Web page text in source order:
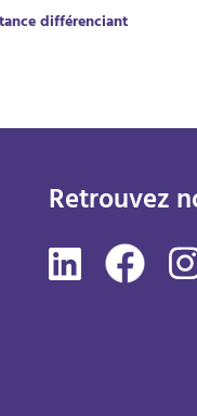
différenciant
Retrouvez